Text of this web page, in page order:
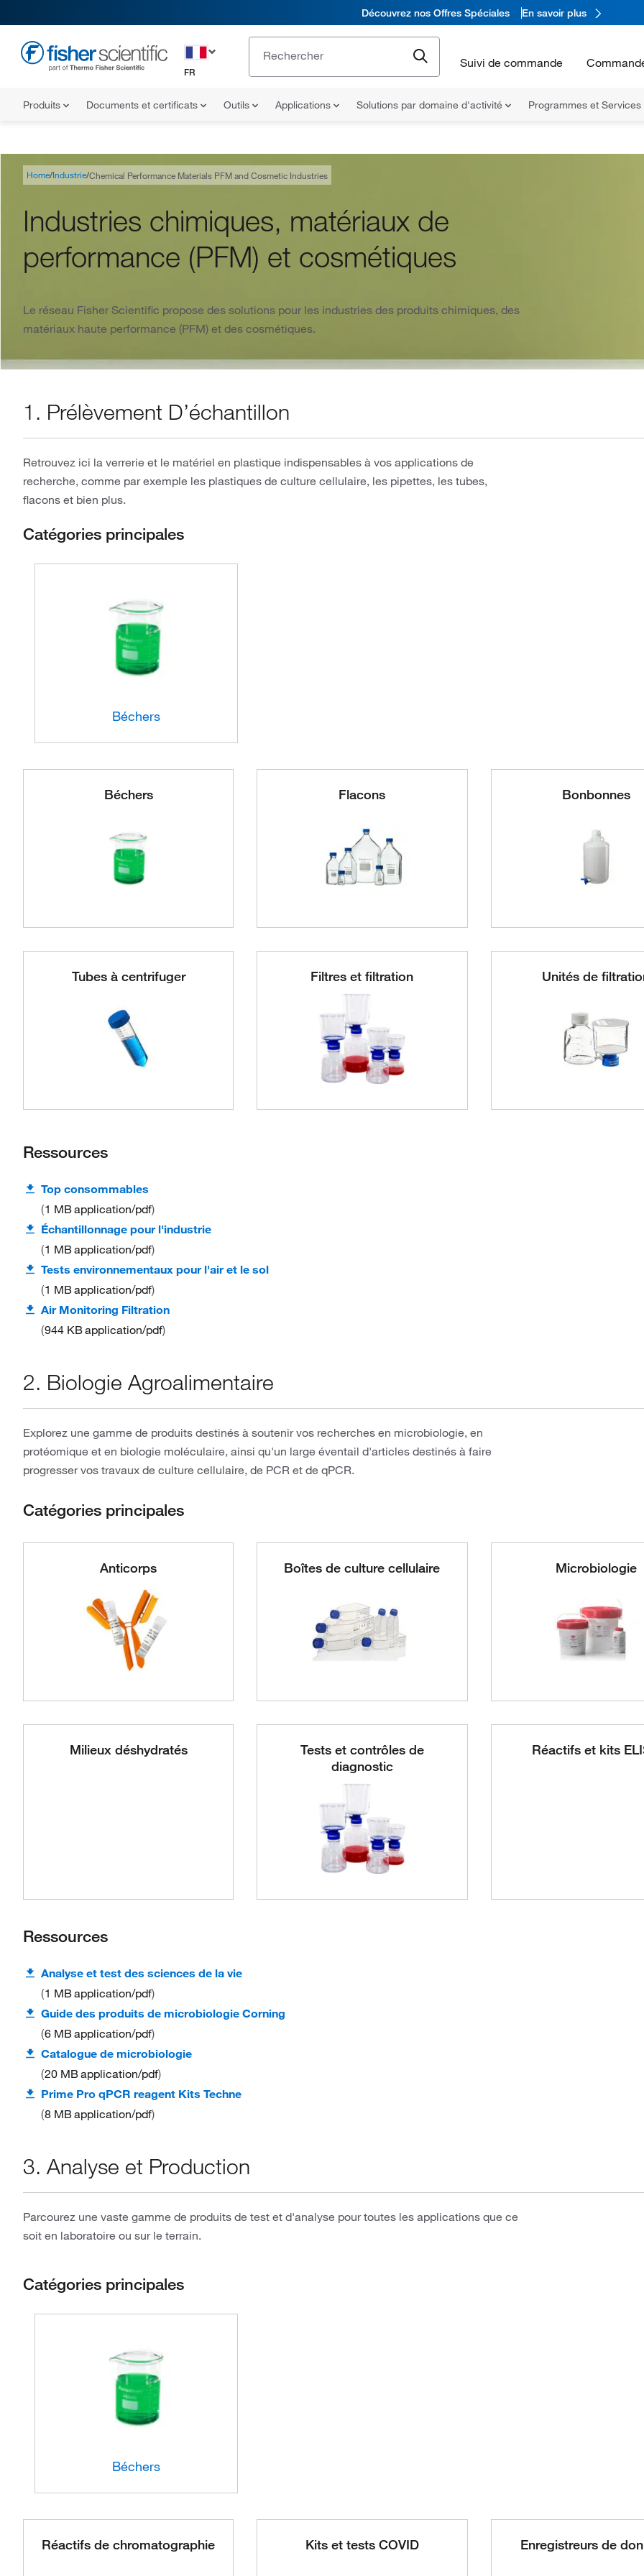
Découvrez nos Offres Spéciales En savoir plus
FR
Suivi de commande
Produits Documents et certificats Outils Applications Solutions par domaine d'activité Programmes et Services
Home Industrie Chemical Performance Materials PFM and Cosmetic Industries
Industries chimiques, matériaux de
performance (PFM) et cosmétiques
Le réseau Fisher Scientific propose des solutions pour les industries des produits chimiques, des
matériaux haute performance (PFM) et des cosmétiques.
1. Prélèvement D’échantillon
Retrouvez ici la verrerie et le matériel en plastique indispensables à vos applications de
recherche, comme par exemple les plastiques de culture cellulaire, les pipettes, les tubes,
flacons et bien plus.
Catégories principales
Béchers
Béchers Flacons Bonbonnes
Tubes à centrifuger Filtres et filtration Unités de
Ressources
Top consommables
1 MBapplication/pdf
Échantillonnage pour l'industrie
1 MBapplication/pdf
Tests environnementaux pour l'air et le sol
1 MBapplication/pdf
Air Monitoring Filtration
944 KBapplication/pdf
2. Biologie Agroalimentaire
Explorez une gamme de produits destinés à soutenir vos recherches en microbiologie, en
protéomique et en biologie moléculaire, ainsi qu'un large éventail d'articles destinés à faire
progresser vos travaux de culture cellulaire, de PCR et de qPCR.
Catégories principales
Anticorps Boîtes de culture cellulaire Microbiologie
Milieux déshydratés
Tests et contrôles de
diagnostic
Réactifs et kits
Ressources
Analyse et test des sciences de la vie
1 MBapplication/pdf
Guide des produits de microbiologie Corning
6 MBapplication/pdf
Catalogue de microbiologie
20 MBapplication/pdf
Prime Pro qPCR reagent Kits Techne
8 MBapplication/pdf
3. Analyse et Production
Parcourez une vaste gamme de produits de test et d'analyse pour toutes les applications que ce
soit en laboratoire ou sur le terrain.
Catégories principales
Béchers
Réactifs de chromatographie Kits et tests COVID Enregistreurs de